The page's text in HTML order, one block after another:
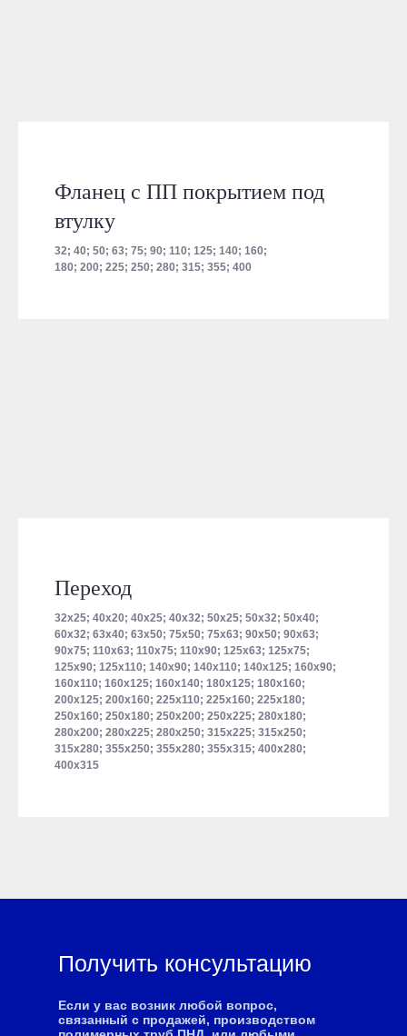
Фланец с ПП покрытием под
втулку
32; 40; 50; 63; 75; 90; 110; 125; 140; 160;
180; 200; 225; 250; 280; 315; 355; 400
Переход
32х25; 40х20; 40х25; 40х32; 50х25; 50х32; 50х40;
60х32; 63х40; 63х50; 75х50; 75х63; 90х50; 90х63;
90х75; 110х63; 110х75; 110х90; 125х63; 125х75;
125х90; 125х110; 140х90; 140х110; 140х125; 160х90;
160х110; 160х125; 160х140; 180х125; 180х160;
200х125; 200х160; 225х110; 225х160; 225х180;
250х160; 250х180; 250х200; 250х225; 280х180;
280х200; 280х225; 280х250; 315х225; 315х250;
315х280; 355х250; 355х280; 355х315; 400х280;
400х315
Получить консультацию
Если у вас возник любой вопрос,
связанный с продажей, производством